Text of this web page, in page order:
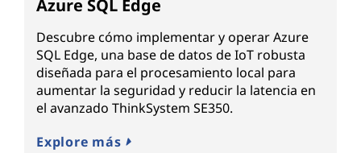
Azure SQL Edge
Descubre cómo implementar y operar Azure
SQL Edge, una base de datos de IoT robusta
diseñada para el procesamiento local para
aumentar la seguridad y reducir la latencia en
el avanzado ThinkSystem SE350.
Explore más